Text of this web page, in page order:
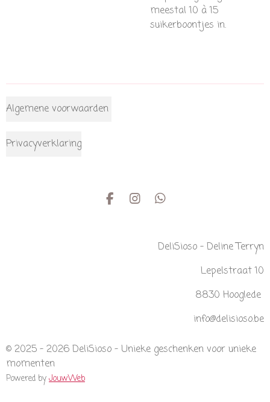
meestal 10 à 15
suikerboontjes in.
Algemene voorwaarden
Privacyverklaring
F I W
s
DeliSioso - Deline Terryn
Lepelstraat 10
8830 Hooglede
info@delisioso.be
© 2025 - 2026 DeliSioso - Unieke geschenken voor unieke
momenten
Powered by JouwWeb